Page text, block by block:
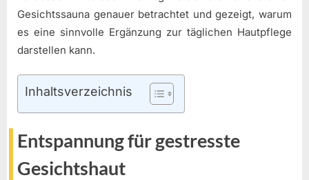
Gesichtssauna genauer betrachtet und gezeigt, warum
es eine sinnvolle Ergänzung zur täglichen Hautpflege
darstellen kann.
Inhaltsverzeichnis
Entspannung für gestresste
Gesichtshaut